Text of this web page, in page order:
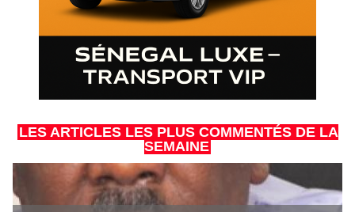
LES ARTICLES LES PLUS COMMENTÉS DE LA
SEMAINE